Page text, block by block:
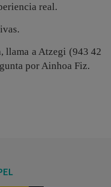
real.
llama a Atzegi (943 42
por Ainhoa Fiz.